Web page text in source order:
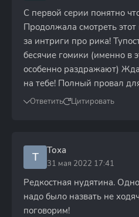
С первой серии понятно
Продолжала смотреть этот
за интриги про рика!
бесячие гомики (именно в
особенно раздражают)
на тебе! Полный провал
Ответить Цитировать
Т Тоха
31 мая 2022 17:41
Редкостная нудятина.
надо было назвать не
поговорим!